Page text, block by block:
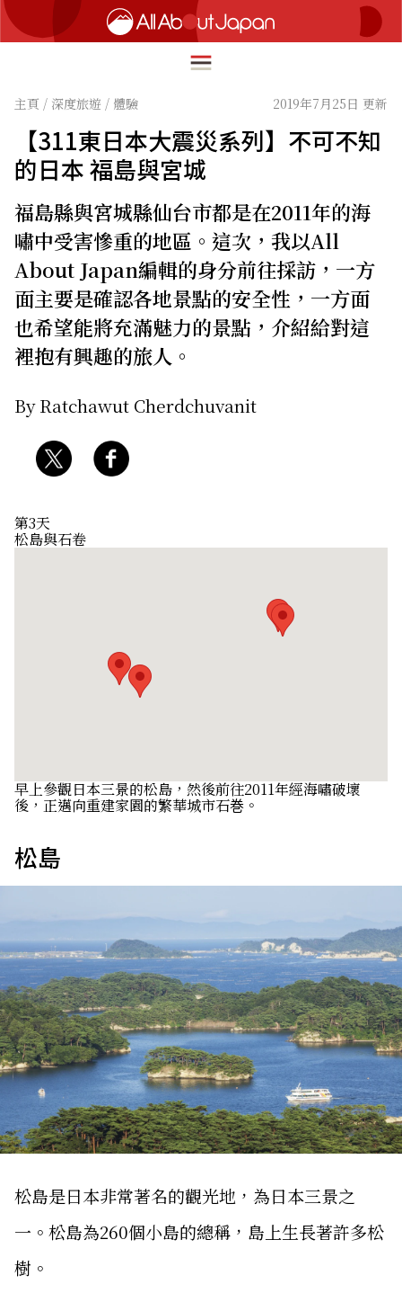
English
繁體中文
ภาษาไทย
한국어
日本語
HOME
深度旅遊
美食尋味
流行文化
創新趨勢
在地故事
主頁 / 深度旅遊 / 體驗 2019年7月25日 更新
【311東日本大震災系列】不可不知
的日本 福島與宮城
福島縣與宮城縣仙台市都是在2011年的海
嘯中受害慘重的地區。這次，我以All
About Japan編輯的身分前往採訪，一方
面主要是確認各地景點的安全性，一方面
也希望能將充滿魅力的景點，介紹給對這
裡抱有興趣的旅人。
By Ratchawut Cherdchuvanit
第3天
松島與石卷
早上參觀日本三景的松島，然後前往2011年經海嘯破壞
後，正邁向重建家園的繁華城市石巻。
松島
松島是日本非常著名的觀光地，為日本三景之
一。松島為260個小島的總稱，島上生長著許多松
樹。